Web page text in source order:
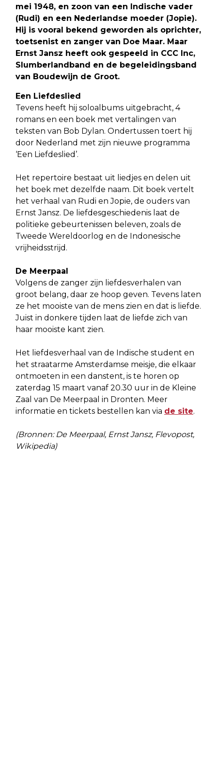
mei 1948, en zoon van een Indische vader
(Rudi) en een Nederlandse moeder (Jopie).
Hij is vooral bekend geworden als oprichter,
toetsenist en zanger van Doe Maar. Maar
Ernst Jansz heeft ook gespeeld in CCC Inc,
Slumberlandband en de begeleidingsband
van Boudewijn de Groot.
Een Liefdeslied
Tevens heeft hij soloalbums uitgebracht, 4
romans en een boek met vertalingen van
teksten van Bob Dylan. Ondertussen toert hij
door Nederland met zijn nieuwe programma
‘Een Liefdeslied’.
Het repertoire bestaat uit liedjes en delen uit
het boek met dezelfde naam. Dit boek vertelt
het verhaal van Rudi en Jopie, de ouders van
Ernst Jansz. De liefdesgeschiedenis laat de
politieke gebeurtenissen beleven, zoals de
Tweede Wereldoorlog en de Indonesische
vrijheidsstrijd.
De Meerpaal
Volgens de zanger zijn liefdesverhalen van
groot belang, daar ze hoop geven. Tevens laten
ze het mooiste van de mens zien en dat is liefde.
Juist in donkere tijden laat de liefde zich van
haar mooiste kant zien.
Het liefdesverhaal van de Indische student en
het straatarme Amsterdamse meisje, die elkaar
ontmoeten in een danstent, is te horen op
zaterdag 15 maart vanaf 20.30 uur in de Kleine
Zaal van De Meerpaal in Dronten. Meer
informatie en tickets bestellen kan via de site.
(Bronnen: De Meerpaal, Ernst Jansz, Flevopost,
Wikipedia)